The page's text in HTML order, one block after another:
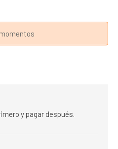
y pagar después.